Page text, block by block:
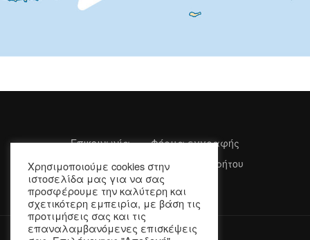
Επικοινωνία
Φόρμα εγγραφής
Όροι Χρήσης
Πολιτική Απορρήτου
Χρησιμοποιούμε cookies στην
ιστοσελίδα μας για να σας
προσφέρουμε την καλύτερη και
σχετικότερη εμπειρία, με βάση τις
προτιμήσεις σας και τις
επαναλαμβανόμενες επισκέψεις